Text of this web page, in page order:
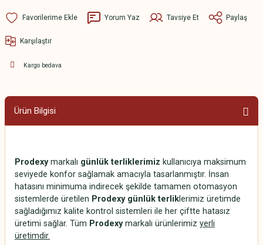
Yorum Yaz Tavsiye Et Paylaş
Karşılaştır
Kargo bedava
Ürün Bilgisi
Prodexymarkalı günlük terliklerimiz kullanıcıya maksimum
seviyede konfor sağlamak amacıyla tasarlanmıştır. İnsan
hatasını minimuma indirecek şekilde tamamen otomasyon
sistemlerde üretilen Prodexy günlük terliklerimiz üretimde
sağladığımız kalite kontrol sistemleri ile her çiftte hatasız
üretimi sağlar. Tüm Prodexymarkalı ürünlerimiz yerli
üretimdir.